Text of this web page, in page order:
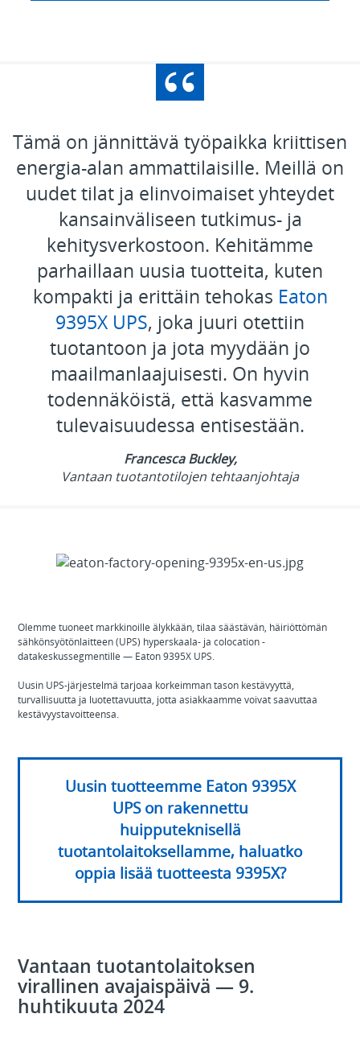
Tämä on jännittävä työpaikka kriittisen
energia-alan ammattilaisille. Meillä on
uudet tilat ja elinvoimaiset yhteydet
kansainväliseen tutkimus- ja
kehitysverkostoon. Kehitämme
parhaillaan uusia tuotteita, kuten
kompakti ja erittäin tehokas Eaton
9395X UPS, joka juuri otettiin
tuotantoon ja jota myydään jo
maailmanlaajuisesti. On hyvin
todennäköistä, että kasvamme
tulevaisuudessa entisestään.
Francesca Buckley,
Vantaan tuotantotilojen tehtaanjohtaja
Olemme tuoneet markkinoille älykkään, tilaa säästävän, häiriöttömän
sähkönsyötönlaitteen (UPS) hyperskaala- ja colocation -
datakeskussegmentille — Eaton 9395X UPS.
Uusin UPS-järjestelmä tarjoaa korkeimman tason kestävyyttä,
turvallisuutta ja luotettavuutta, jotta asiakkaamme voivat saavuttaa
kestävyystavoitteensa.
Uusin tuotteemme Eaton 9395X
UPS on rakennettu
huipputeknisellä
tuotantolaitoksellamme, haluatko
oppia lisää tuotteesta 9395X?
Vantaan tuotantolaitoksen
virallinen avajaispäivä — 9.
huhtikuuta 2024